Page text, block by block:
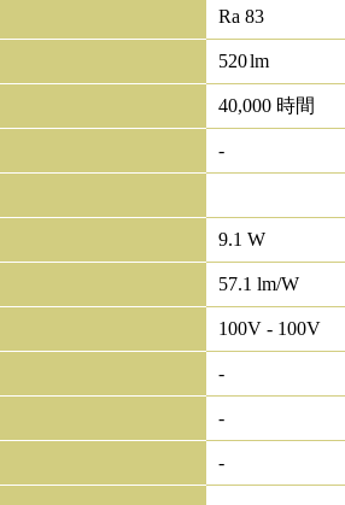
Ra 83
520lm
40,000 時間
-
9.1 W
57.1 lm/W
100V - 100V
-
-
-